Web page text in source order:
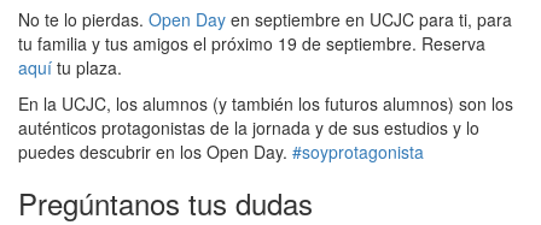
No te lo pierdas. Open Day en septiembre en UCJC para ti, para
tu familia y tus amigos el próximo 19 de septiembre. Reserva
aquí tu plaza.
En la UCJC, los alumnos (y también los futuros alumnos) son los
auténticos protagonistas de la jornada y de sus estudios y lo
puedes descubrir en los Open Day. #soyprotagonista
Pregúntanos tus dudas